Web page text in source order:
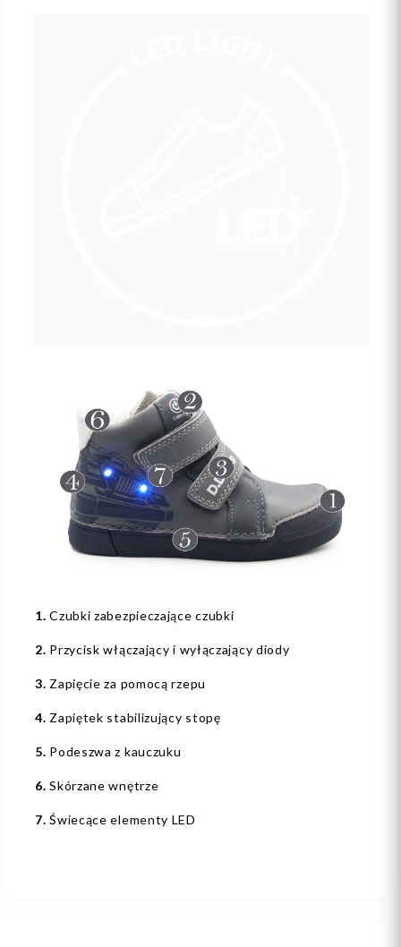
1. Czubki zabezpieczające czubki
2. Przycisk włączający i wyłączający diody
3. Zapięcie za pomocą rzepu
4. Zapiętek stabilizujący stopę
5. Podeszwa z kauczuku
6. Skórzane wnętrze
7.Świecące elementy LED